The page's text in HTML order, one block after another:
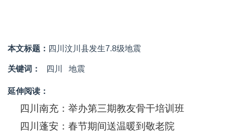
本文标题： 四川汶川县发生7.8级地震
关键词： 四川 地震
延伸阅读：
四川南充：举办第三期教友骨干培训班
四川蓬安：春节期间送温暖到敬老院